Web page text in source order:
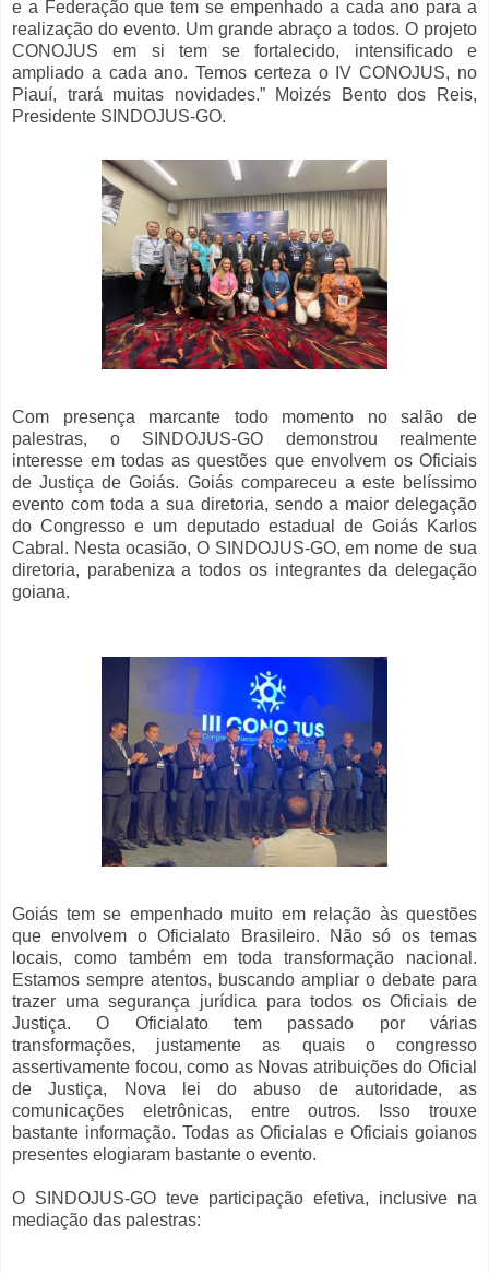
e a Federação que tem se empenhado a cada ano para a
realização do evento. Um grande abraço a todos. O projeto
CONOJUS em si tem se fortalecido, intensificado e
ampliado a cada ano. Temos certeza o IV CONOJUS, no
Piauí, trará muitas novidades.” Moizés Bento dos Reis,
Presidente SINDOJUS-GO.
Com presença marcante todo momento no salão de
palestras, o SINDOJUS-GO demonstrou realmente
interesse em todas as questões que envolvem os Oficiais
de Justiça de Goiás. Goiás compareceu a este belíssimo
evento com toda a sua diretoria, sendo a maior delegação
do Congresso e um deputado estadual de Goiás Karlos
Cabral. Nesta ocasião, O SINDOJUS-GO, em nome de sua
diretoria, parabeniza a todos os integrantes da delegação
goiana.
Goiás tem se empenhado muito em relação às questões
que envolvem o Oficialato Brasileiro. Não só os temas
locais, como também em toda transformação nacional.
Estamos sempre atentos, buscando ampliar o debate para
trazer uma segurança jurídica para todos os Oficiais de
Justiça. O Oficialato tem passado por várias
transformações, justamente as quais o congresso
assertivamente focou, como as Novas atribuições do Oficial
de Justiça, Nova lei do abuso de autoridade, as
comunicações eletrônicas, entre outros. Isso trouxe
bastante informação. Todas as Oficialas e Oficiais goianos
presentes elogiaram bastante o evento.
O SINDOJUS-GO teve participação efetiva, inclusive na
mediação das palestras: